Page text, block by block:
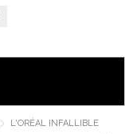
L'ORÉAL INFALLIBLE